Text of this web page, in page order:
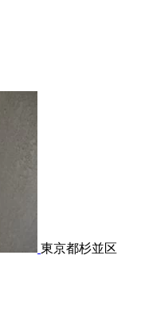
東京都杉並区